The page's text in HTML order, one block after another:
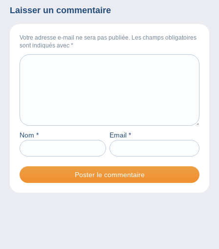
Laisser un commentaire
Votre adresse e-mail ne sera pas publiée. Les champs obligatoires
sont indiqués avec *
Nom * Email *